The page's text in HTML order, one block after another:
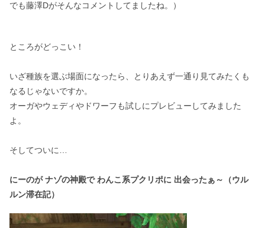
でも藤澤Dがそんなコメントしてましたね。）
ところがどっこい！
いざ種族を選ぶ場面になったら、とりあえず一通り見てみたくも
なるじゃないですか。
オーガやウェディやドワーフも試しにプレビューしてみました
よ。
そしてついに…
にーのが ナゾの神殿で わんこ系プクリポに 出会ったぁ～（ウル
ルン滞在記）